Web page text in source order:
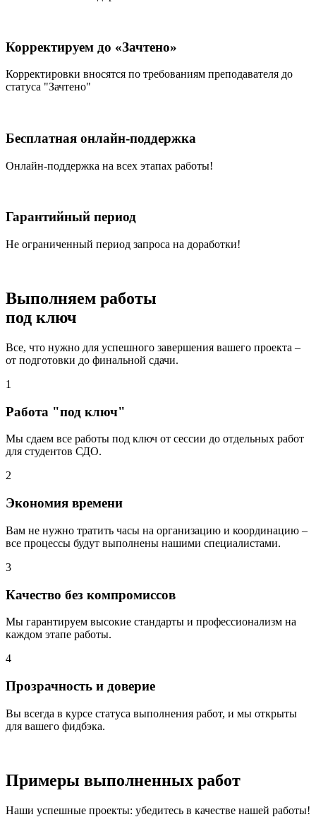
Корректируем до «Зачтено»
Корректировки вносятся по требованиям преподавателя до
статуса "Зачтено"
Бесплатная онлайн-поддержка
Онлайн-поддержка на всех этапах работы!
Гарантийный период
Не ограниченный период запроса на доработки!
Выполняем работы
под ключ
Все, что нужно для успешного завершения вашего проекта –
от подготовки до финальной сдачи.
1
Работа "под ключ"
Мы сдаем все работы под ключ от сессии до отдельных работ
для студентов СДО.
2
Экономия времени
Вам не нужно тратить часы на организацию и координацию –
все процессы будут выполнены нашими специалистами.
3
Качество без компромиссов
Мы гарантируем высокие стандарты и профессионализм на
каждом этапе работы.
4
Прозрачность и доверие
Вы всегда в курсе статуса выполнения работ, и мы открыты
для вашего фидбэка.
Примеры выполненных работ
Наши успешные проекты: убедитесь в качестве нашей работы!